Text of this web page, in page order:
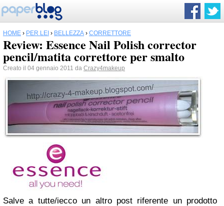
HOME › PER LEI › BELLEZZA › CORRETTORE
Review: Essence Nail Polish corrector
pencil/matita correttore per smalto
Creato il 04 gennaio 2011 da Crazy4makeup
Salve a tutte/iecco un altro post riferente un prodotto